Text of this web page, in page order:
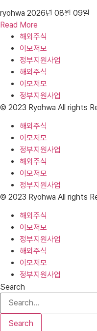
ryohwa 2026년 08월 09일
Read More
해외주식
이모저모
정부지원사업
해외주식
이모저모
정부지원사업
© 2023 Ryohwa All rights
해외주식
이모저모
정부지원사업
해외주식
이모저모
정부지원사업
© 2023 Ryohwa All rights
해외주식
이모저모
정부지원사업
해외주식
이모저모
정부지원사업
Search
Search